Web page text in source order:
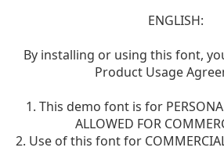
ENGLISH:
By installing or using this font,
Product Usage
1. This demo font is for
ALLOWED FOR
2. Use of this font for